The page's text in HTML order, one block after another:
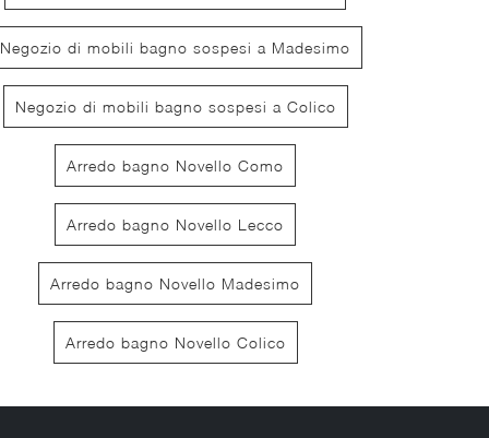
Calix XL 09
Negozio di mobili bagno sospesi a Madesimo
Negozio di mobili bagno sospesi a Colico
Arredo bagno Novello Como
Arredo bagno Novello Lecco
Arredo bagno Novello Madesimo
Arredo bagno Novello Colico